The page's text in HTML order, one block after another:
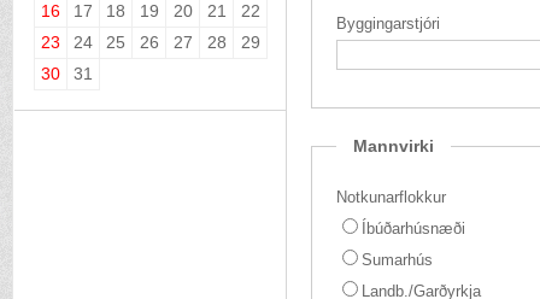
Byggingarstjóri
Mannvirki
Notkunarflokkur
Íbúðarhúsnæði
Sumarhús
Landb./Garðyrkja
16
17 18 19 20 21
22
23
24 25 26 27 28
29
30
31